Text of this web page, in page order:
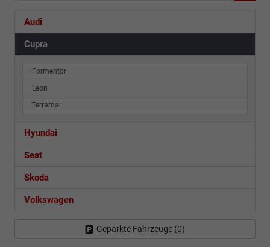
Audi
Cupra
Formentor
Leon
Terramar
Hyundai
Seat
Skoda
Volkswagen
Geparkte Fahrzeuge (0)